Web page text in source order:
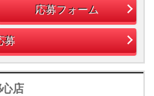
応募フォーム
募
店